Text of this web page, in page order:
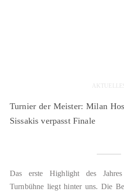
Turnier der Meister: Milan
Sissakis verpasst Finale
Das erste Highlight des
Turnbühne liegt hinter uns. Die